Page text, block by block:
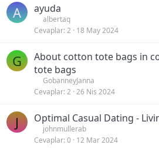
A ayuda
albertaq
Cevaplar 2 18 May 2024
G
About cotton tote bags in
tote bags
GobanneyJanna
Cevaplar 2 26 Nis 2024
J Optimal Сasual Dating -
johnmullerab
Cevaplar 0 12 Mar 2024